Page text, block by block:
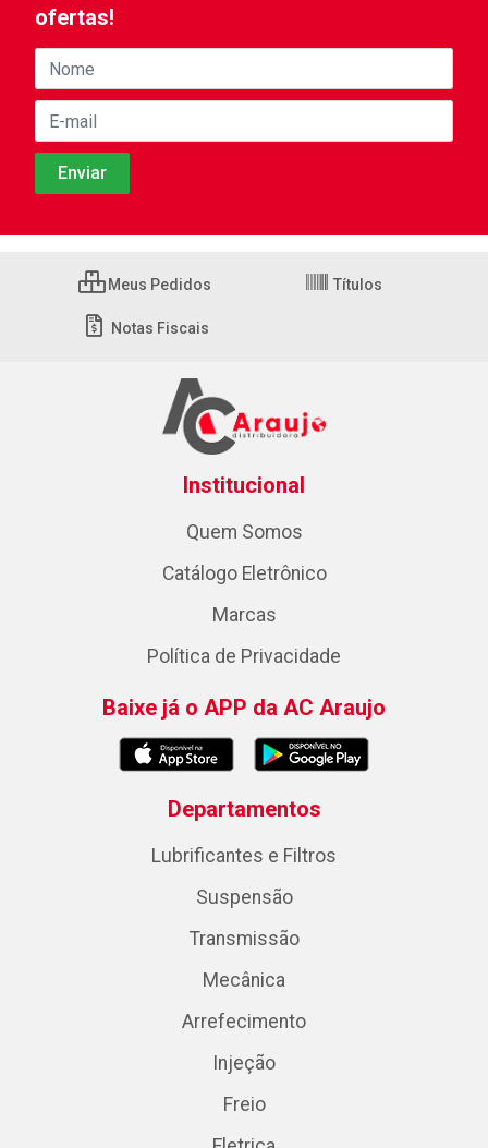
ofertas!
Meus Pedidos Títulos
Notas Fiscais
Institucional
Quem Somos
Catálogo Eletrônico
Marcas
Política de Privacidade
Baixe já o APP da AC Araujo
Departamentos
Lubrificantes e Filtros
Suspensão
Transmissão
Mecânica
Arrefecimento
Injeção
Freio